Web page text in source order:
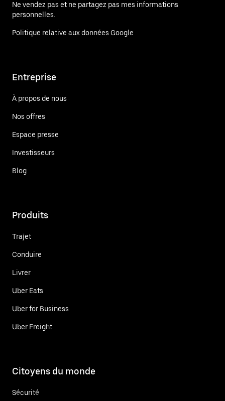
Ne vendez pas et ne partagez pas mes informations
personnelles.
Politique relative aux données Google
Entreprise
À propos de nous
Nos offres
Espace presse
Investisseurs
Blog
Produits
Trajet
Conduire
Livrer
Uber Eats
Uber for Business
Uber Freight
Citoyens du monde
Sécurité